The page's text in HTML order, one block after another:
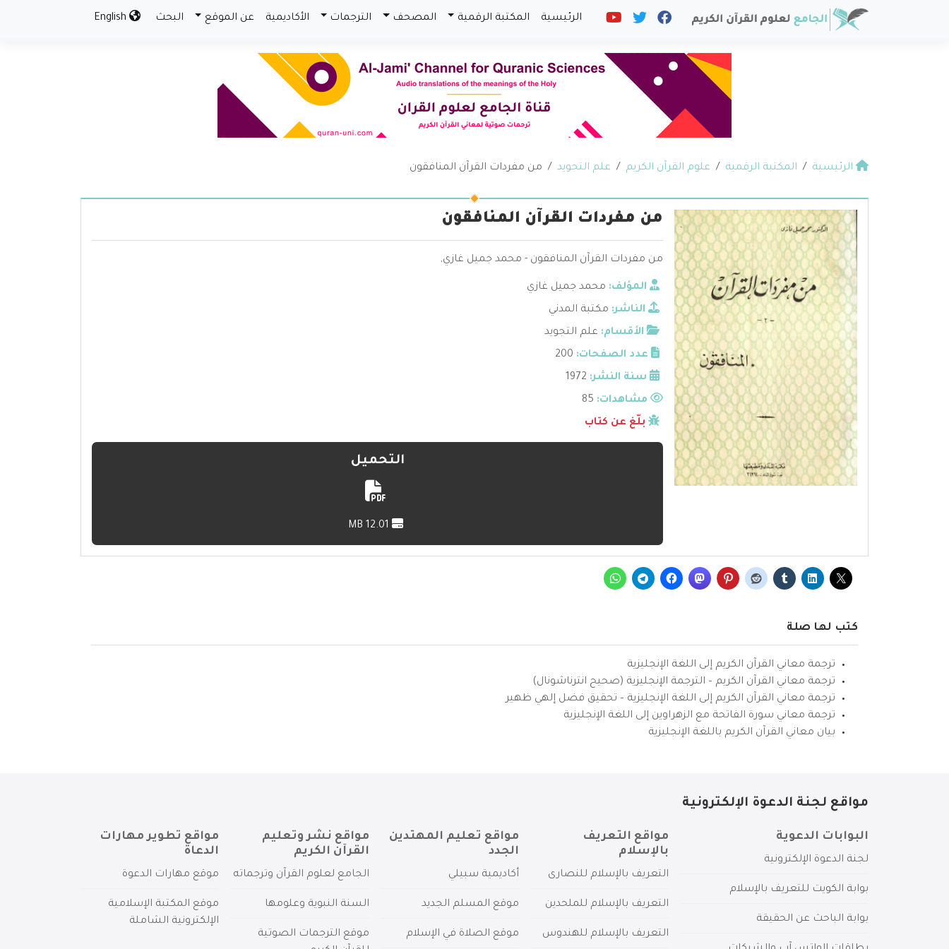
الرئيسية المكتبة الرقمية المصحف الترجمات الأكاديمية عن الموقع البحث
الرئيسية المكتبة الرقمية علوم القرآن الكريم علم التجويد من مفردات القرآن المنافقون
من مفردات القرآن المنافقون
من مفردات القرآن المنافقون - محمد جميل غازي,
المؤلف: محمد جميل غازي
الناشر: مكتبة المدني
الأقسام: علم التجويد
عدد الصفحات: 200
سنة النشر: 1972
مشاهدات:
بلّغ عن كتاب
التحميل
كتب لها صلة
ترجمة معاني القرآن الكريم إلى اللغة الإنجليزية
ترجمة معاني القرآن الكريم – الترجمة الإنجليزية (صحيح انترناشونال)
ترجمة معاني القرآن الكريم إلى اللغة الإنجليزية – تحقيق فضل إلهي ظهير
ترجمة معاني سورة الفاتحة مع الزهراوين إلى اللغة الإنجليزية
بيان معاني القرآن الكريم باللغة الإنجليزية
مواقع لجنة الدعوة الإلكترونية
البوابات الدعوية
لجنة الدعوة الإلكترونية
بوابة الكويت للتعريف بالإسلام
بوابة الباحث عن الحقيقة
مواقع التعريف
بالإسلام
التعريف بالإسلام للنصارى
التعريف بالإسلام للملحدين
التعريف بالإسلام للهندوس
مواقع تعليم المهتدين
الجدد
أكاديمية سبيلي
موقع المسلم الجديد
موقع الصلاة في الإسلام
مواقع نشر وتعليم
القرآن الكريم
الجامع لعلوم القرآن وترجماته
السنة النبوية وعلومها
موقع الترجمات الصوتية
مواقع تطوير مهارات
الدعاة
موقع مهارات الدعوة
موقع المكتبة الإسلامية
الإلكترونية الشاملة